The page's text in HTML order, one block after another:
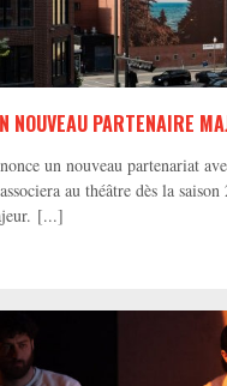
NOUVEAU PARTENAIRE
un nouveau partenariat
au théâtre dès la
[...]